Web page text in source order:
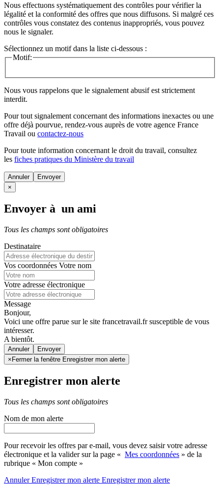
Nous effectuons systématiquement des contrôles pour vérifier la
légalité et la conformité des offres que nous diffusons. Si malgré ces
contrôles vous constatez des contenus inappropriés, vous pouvez
nous le signaler.
Sélectionnez un motif dans la liste ci-dessous :
Motif:
Nous vous rappelons que le signalement abusif est strictement
interdit.
Pour tout signalement concernant des informations inexactes ou une
offre déjà pourvue, rendez-vous auprès de votre agence France
Travail ou contactez-nous
Pour toute information concernant le droit du travail, consultez
les fiches pratiques du Ministère du travail
Annuler
×
Envoyer à un ami
Tous les champs sont obligatoires
Destinataire
Vos coordonnées Votre nom
Votre adresse électronique
Message
Bonjour,
Voici une offre parue sur le site francetravail.fr susceptible de vous
intéresser.
A bientôt.
Annuler
× Fermer la fenêtre Enregistrer mon alerte
Enregistrer mon alerte
Tous les champs sont obligatoires
Nom de mon alerte
Pour recevoir les offres par e-mail, vous devez saisir votre adresse
électronique et la valider sur la page « Mes coordonnées » de la
rubrique « Mon compte »
AnnulerEnregistrer mon alerte Enregistrermon alerte